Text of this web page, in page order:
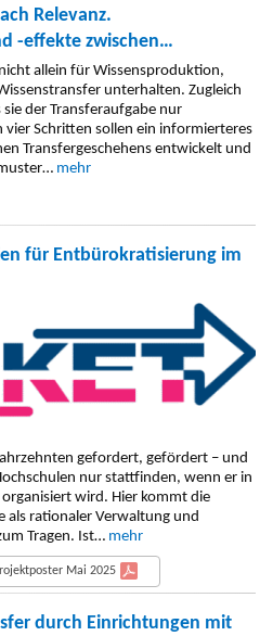
Relevanz.
-effekte zwischen
-entwicklung
allein für Wissensproduktion,
unterhalten. Zugleich
der Transferaufgabe nur
vier Schritten sollen ein informierteres
Transfergeschehens entwickelt und
mehr
für Entbürokratisierung im
gefordert, gefördert – und
nur stattfinden, wenn er in
wird. Hier kommt die
als rationaler Verwaltung und
Tragen. Ist… mehr
Mai 2025
durch Einrichtungen mit